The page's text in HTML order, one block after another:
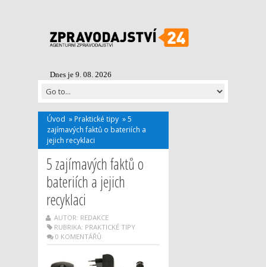
Dnes je 9. 08. 2026
Úvod » Praktické tipy »5
zajímavých faktů o bateriích a
jejich recyklaci
5 zajímavých faktů o
bateriích a jejich
recyklaci
AUTOR: REDAKCE
RUBRIKA: PRAKTICKÉ TIPY
0 KOMENTÁŘŮ